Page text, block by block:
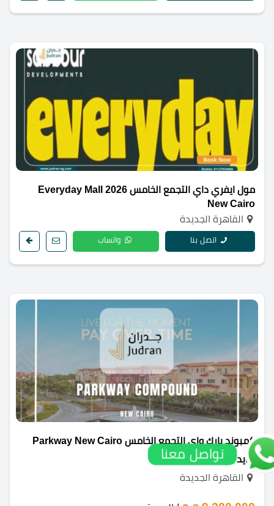
مول ايفري داي التجمع الخامس 2026 Everyday Mall
New Cairo
القاهرة الجديدة
اتصل بنا واتساب
كمبوند بارك واي التجمع الخامس Parkway New Cairo
هايد بارك
القاهرة الجديدة
تواصل معنا